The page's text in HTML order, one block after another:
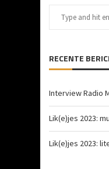
RECENTE
Interview Radio
Lik(e)jes 2023:
Lik(e)jes 2023: